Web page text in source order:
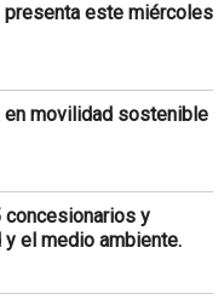
presenta este miércoles
en movilidad sostenible
concesionarios y
el medio ambiente.